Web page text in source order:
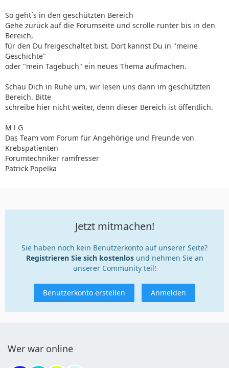
So geht´s in den geschützten Bereich
Gehe zurück auf die Forumseite und scrolle runter bis in den
Bereich,
für den Du freigeschaltet bist. Dort kannst Du in "meine
Geschichte"
oder "mein Tagebuch" ein neues Thema aufmachen.
Schau Dich in Ruhe um, wir lesen uns dann im geschützten
Bereich. Bitte
schreibe hier nicht weiter, denn dieser Bereich ist öffentlich.
M l G
Das Team vom Forum für Angehörige und Freunde von
Krebspatienten
Forumtechniker ramfresser
Patrick Popelka
Jetzt mitmachen!
Sie haben noch kein Benutzerkonto auf unserer Seite?
Registrieren Sie sich kostenlosund nehmen Sie an
unserer Community teil!
Benutzerkonto erstellen Anmelden
Wer war online